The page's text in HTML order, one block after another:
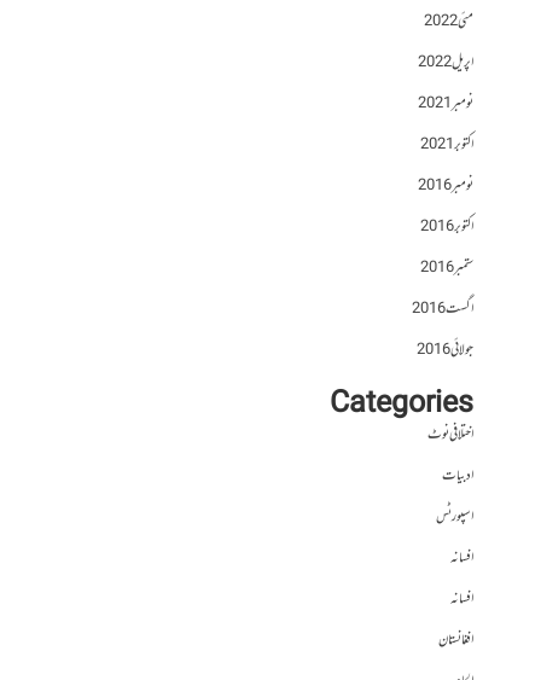
مئی 2022
اپریل 2022
نومبر 2021
اکتوبر 2021
نومبر 2016
اکتوبر 2016
ستمبر 2016
اگست 2016
جولائی 2016
Categories
اختلافی نوٹ
ادبیات
اسپورٹس
افسانہ
افسانہ
افغانستان